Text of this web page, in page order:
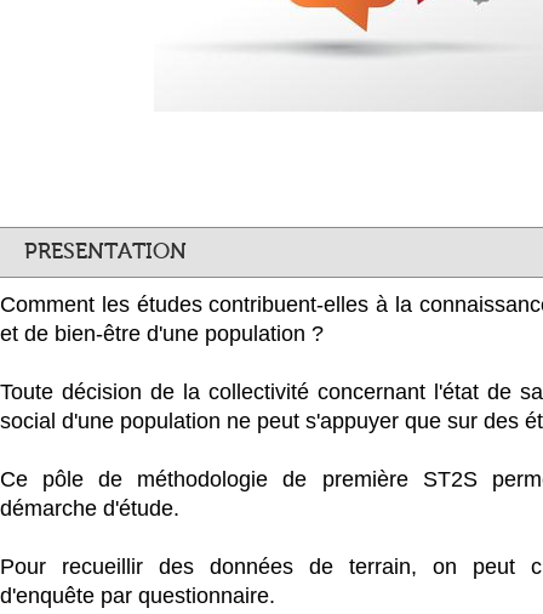
PRESENTATION
Comment les études contribuent-elles à la
et de bien-être d'une population ?
Toute décision de la collectivité concernant l'état de
social d'une population ne peut s'appuyer que sur des
Ce pôle de méthodologie de première ST2S
démarche d'étude.
Pour recueillir des données de terrain, on peut
d'enquête par questionnaire.